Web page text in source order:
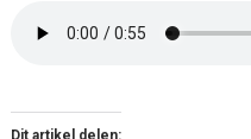
Dit artikel delen: